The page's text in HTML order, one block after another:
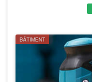
BÂTIMENT